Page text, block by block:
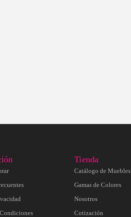
Tienda
Catálogo de Muebles
Gamas de Colores
Nosotros
Cotización